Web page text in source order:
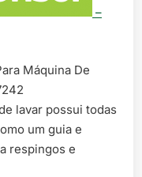
–
lavar possui todas
um guia e
respingos e